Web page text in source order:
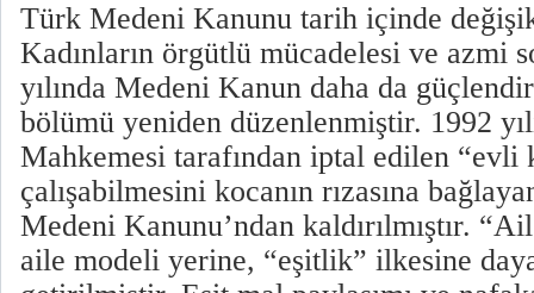
Türk Medeni Kanunu tarih içinde
Kadınların örgütlü mücadelesi ve azmi
yılında Medeni Kanun daha da
bölümü yeniden düzenlenmiştir. 1992
Mahkemesi tarafından iptal edilen “evli
çalışabilmesini kocanın rızasına
Medeni Kanunu’ndan kaldırılmıştır.
aile modeli yerine, “eşitlik” ilkesine